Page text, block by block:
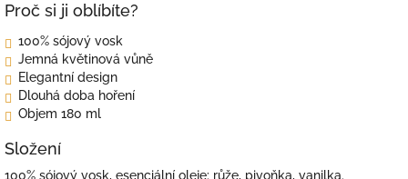
Proč si ji oblíbíte?
100% sójový vosk
Jemná květinová vůně
Elegantní design
Dlouhá doba hoření
Objem 180 ml
Složení
100% sójový vosk, esenciální oleje: růže, pivoňka, vanilka.